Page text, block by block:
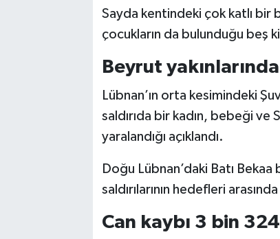
Sayda kentindeki çok katlı bir
çocukların da bulunduğu beş
Beyrut
Lübnan’ın orta kesimindeki
saldırıda bir kadın, bebeği ve
yaralandığı açıklandı.
Doğu Lübnan’daki Batı
saldırılarının hedefleri
Can kaybı 3 bin